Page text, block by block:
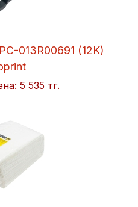
013R00691 (12K)
5 535 тг.